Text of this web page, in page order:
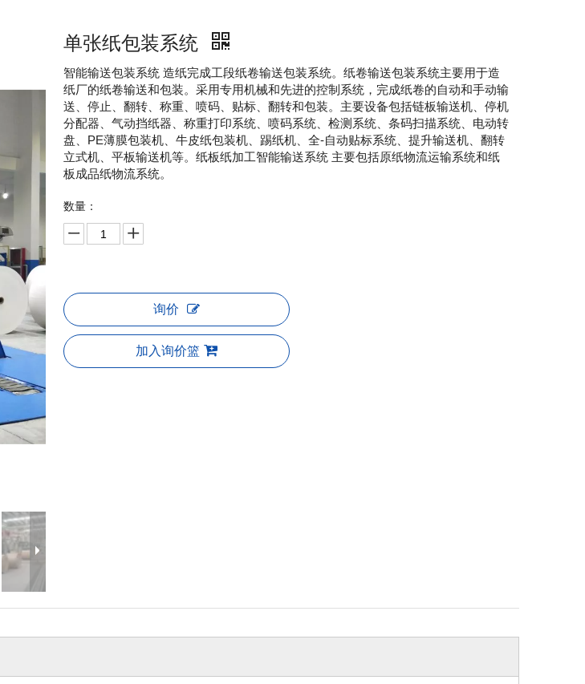
单张纸包装系统
智能输送包装系统 造纸完成工段纸卷输送包装系统。 纸卷输送包装系统主要用于造
纸厂的纸卷输送和包装。采用专用机械和先进的控制系统，完成纸卷的自动和手动输
送、停止、翻转、称重、喷码、贴标、翻转和包装。主要设备包括链板输送机、停机
分配器、气动挡纸器、称重打印系统、喷码系统、检测系统、条码扫描系统、电动转
盘、PE薄膜包装机、牛皮纸包装机、踢纸机、全-自动贴标系统、提升​​输送机、翻转
立式机、平板输送机等。 纸板纸加工智能输送系统 主要包括原纸物流运输系统和纸
板成品纸物流系统。
数量：
询价
加入询价篮